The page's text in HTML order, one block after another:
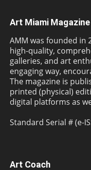
Art Miami Magazine
AMM was founded in
high-quality,
galleries, and art
engaging way,
The magazine is
printed (physical)
digital platforms as
Standard Serial # (e-
Art Coach